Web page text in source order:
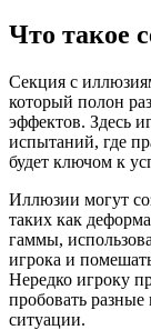
Что такое
Секция с
который полон
эффектов. Здесь
испытаний, где
будет ключом к
Иллюзии могут
таких как
гаммы,
игрока и
Нередко игроку
пробовать
ситуации.